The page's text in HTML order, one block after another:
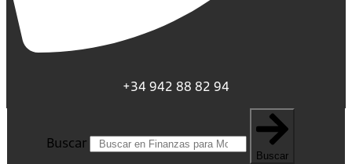
+34 942 88 82 94
Buscar
Buscar